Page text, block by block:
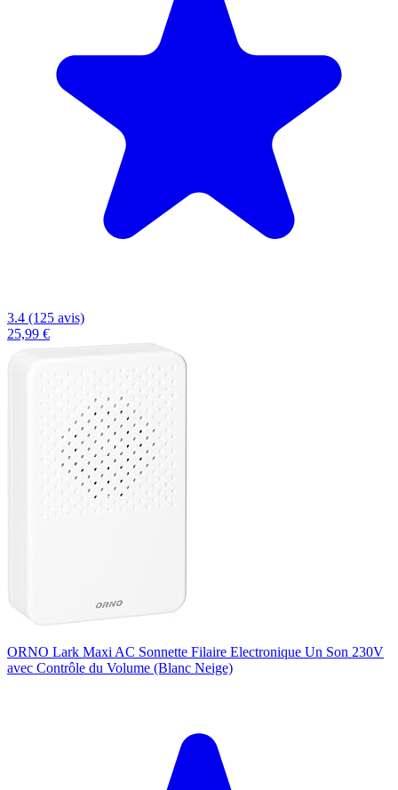
3.4 (125 avis)
25,99 €
ORNO Lark Maxi AC Sonnette Filaire Electronique Un Son 230V
avec Contrôle du Volume (Blanc Neige)